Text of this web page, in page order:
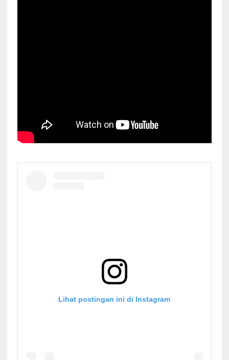
Lihat postingan ini di Instagram